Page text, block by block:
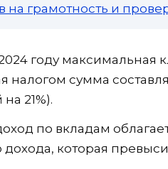
на грамотность и
году максимальная
налогом сумма
21%).
по вкладам
которая